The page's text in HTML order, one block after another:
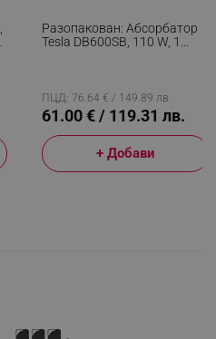
Разопакован: Абсорбатор
Tesla DB600SB, 110 W, 1
ПЦД: 76.64 € / 149.89 лв.
61.00 € / 119.31 лв.
+ Добави